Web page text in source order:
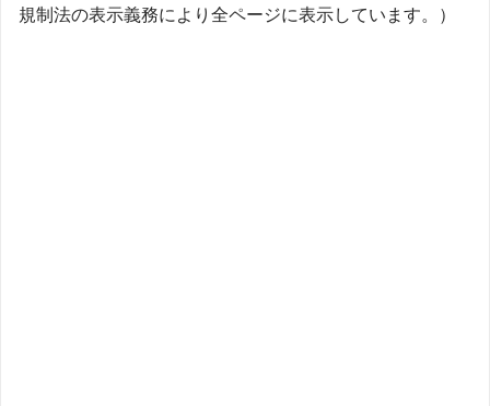
規制法の表示義務により全ページに表示しています。）